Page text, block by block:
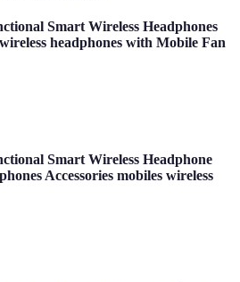
Smart Wireless Headphones
headphones with Mobile Fan
Smart Wireless Headphone
Accessories mobiles wireless